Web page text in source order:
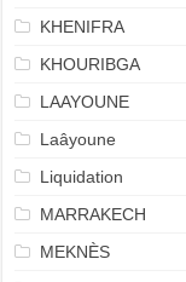
KHENIFRA
KHOURIBGA
LAAYOUNE
Laâyoune
Liquidation
MARRAKECH
MEKNÈS